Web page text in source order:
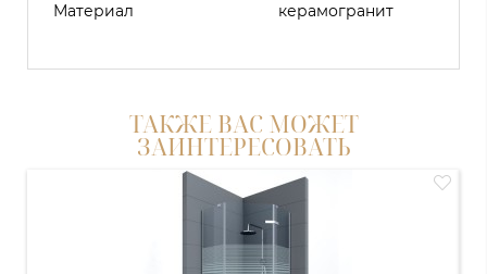
Материал керамогранит
ТАКЖЕ ВАС МОЖЕТ
ЗАИНТЕРЕСОВАТЬ